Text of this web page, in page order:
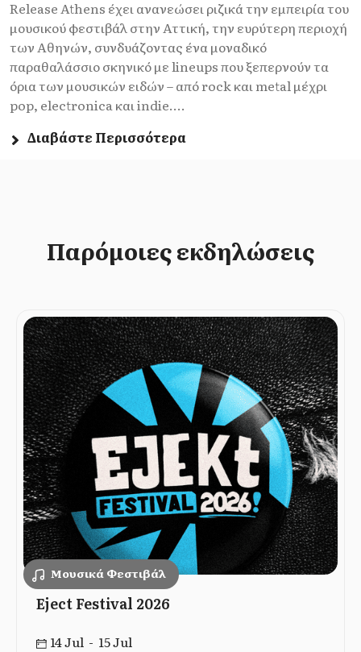
Release Athens έχει ανανεώσει ριζικά την εμπειρία του
μουσικού φεστιβάλ στην Αττική, την ευρύτερη περιοχή
των Αθηνών, συνδυάζοντας ένα μοναδικό
παραθαλάσσιο σκηνικό με lineups που ξεπερνούν τα
όρια των μουσικών ειδών – από rock και metal μέχρι
pop, electronica και indie....
Διαβάστε Περισσότερα
Παρόμοιες εκδηλώσεις
Μουσικά Φεστιβάλ
Eject Festival 2026
14 Jul - 15 Jul